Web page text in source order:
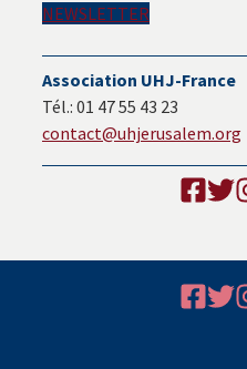
NEWSLETTER
Association UHJ-France
Tél.: 01 47 55 43 23
contact@uhjerusalem.org